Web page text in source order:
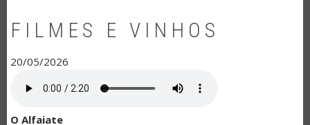
FILMES E VINHOS
20/05/2026
O Alfaiate